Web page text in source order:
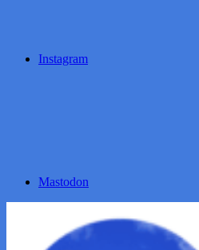
Instagram
Mastodon